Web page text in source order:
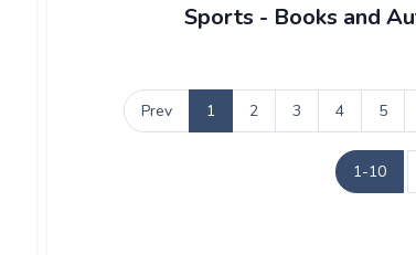
Sports - Books and
Prev 1 2 3 4 5
1-10